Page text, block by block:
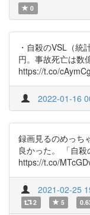
0
・自殺のVSL（統
円。事故死亡は数
https://t.co/
2022-01-16
録画見るのめっち
良かった。 「自
https://t.co/
2021-02-25
2 5